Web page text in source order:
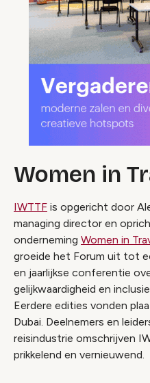
Women in
IWTTF is opgericht door
managing director en
onderneming Women in
groeide het Forum uit tot
en jaarlijkse conferentie
gelijkwaardigheid en
Eerdere edities vonden
Dubai. Deelnemers en
reisindustrie omschrijven
prikkelend en vernieuwend.